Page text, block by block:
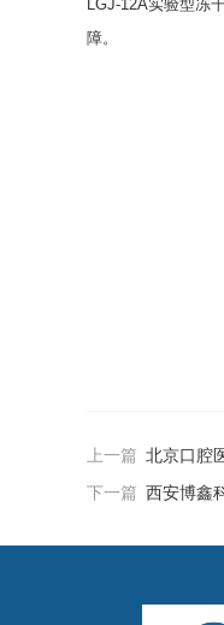
LGJ-12A实验型冻
障。
上一篇 北京口腔
下一篇 西安博鑫